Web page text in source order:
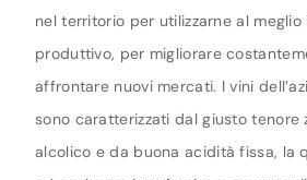
nel territorio per utilizzarne al meglio
produttivo, per migliorare
affrontare nuovi mercati. I vini
sono caratterizzati dal giusto tenore
alcolico e da buona acidità fissa, la